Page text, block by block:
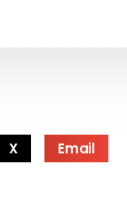
X Email